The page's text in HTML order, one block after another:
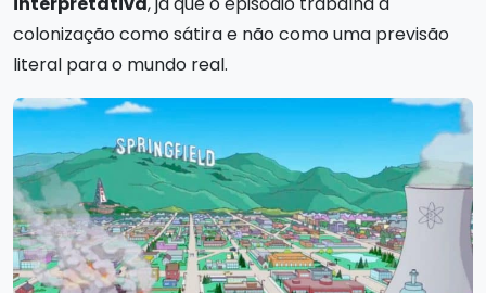
colonização como sátira e não como uma previsão
literal para o mundo real.